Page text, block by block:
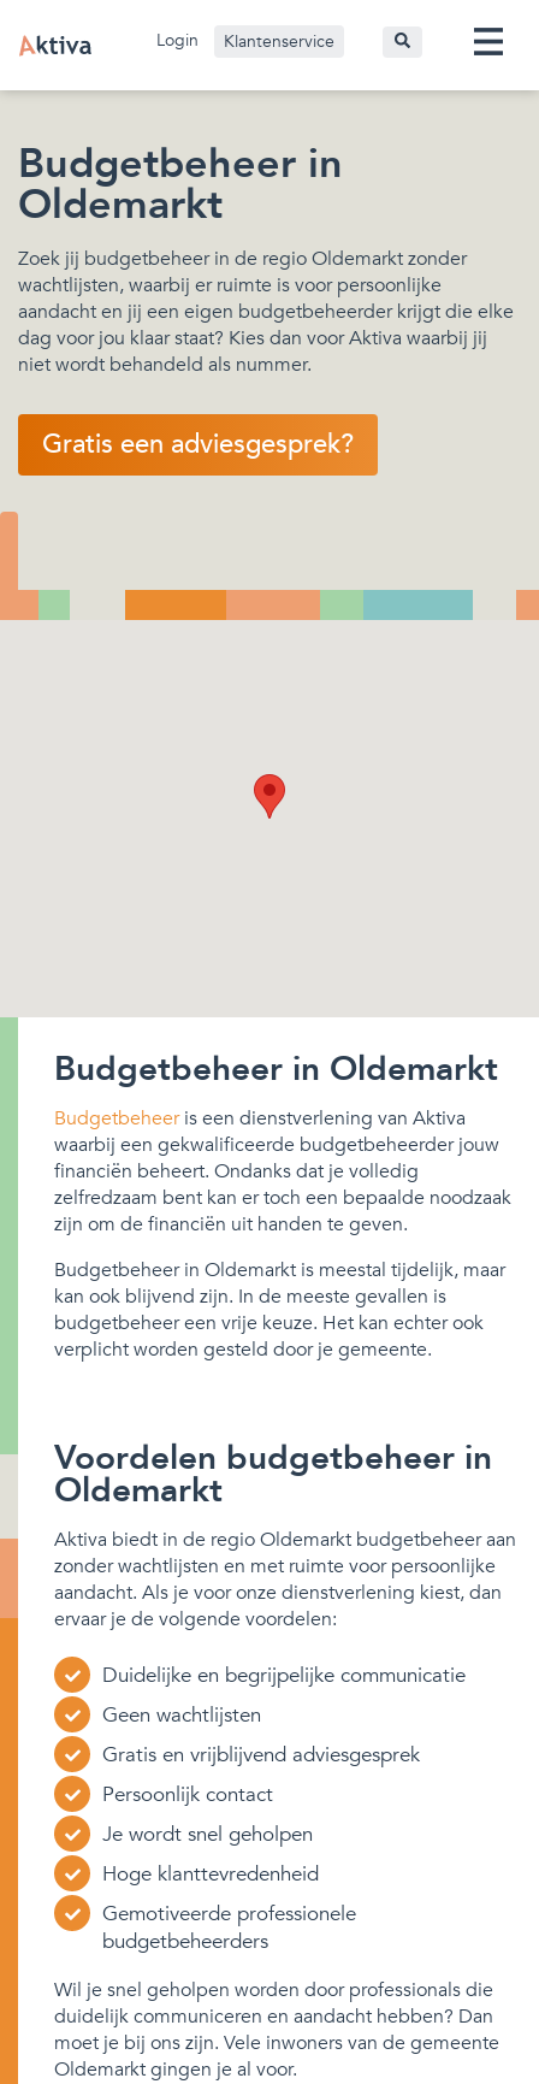
Login Klantenservice
Budgetbeheer in
Oldemarkt
Zoek jij budgetbeheer in de regio Oldemarkt zonder
wachtlijsten, waarbij er ruimte is voor persoonlijke
aandacht en jij een eigen budgetbeheerder krijgt die elke
dag voor jou klaar staat? Kies dan voor Aktiva waarbij jij
niet wordt behandeld als nummer.
Gratis een adviesgesprek?
Budgetbeheer in Oldemarkt
Budgetbeheeris een dienstverlening van Aktiva
waarbij een gekwalificeerde budgetbeheerder jouw
financiën beheert. Ondanks dat je volledig
zelfredzaam bent kan er toch een bepaalde noodzaak
zijn om de financiën uit handen te geven.
Budgetbeheer in Oldemarkt is meestal tijdelijk, maar
kan ook blijvend zijn. In de meeste gevallen is
budgetbeheer een vrije keuze. Het kan echter ook
verplicht worden gesteld door je gemeente.
Voordelen budgetbeheer in
Oldemarkt
Aktiva biedt in de regio Oldemarkt budgetbeheer aan
zonder wachtlijsten en met ruimte voor persoonlijke
aandacht. Als je voor onze dienstverlening kiest, dan
ervaar je de volgende voordelen:
Duidelijke en begrijpelijke communicatie
Geen wachtlijsten
Gratis en vrijblijvend adviesgesprek
Persoonlijk contact
Je wordt snel geholpen
Hoge klanttevredenheid
Gemotiveerde professionele
budgetbeheerders
Wil je snel geholpen worden door professionals die
duidelijk communiceren en aandacht hebben? Dan
moet je bij ons zijn. Vele inwoners van de gemeente
Oldemarkt gingen je al voor.